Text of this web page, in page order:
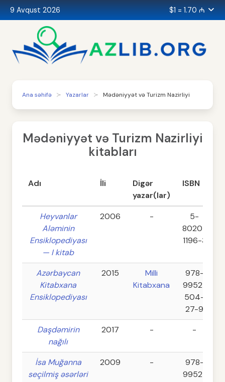
9 Avqust 2026 $1 = 1.70 ₼
Ana səhifə Yazarlar Mədəniyyət və Turizm Nazirliyi
Mədəniyyət və Turizm Nazirliyi
kitabları
Adı İli
Digər
yazar(lar)
ISBN
Heyvanlar
Aləminin
Ensiklopediyası
— I kitab
2006 -
5-
8020-
1196-3
Azərbaycan
Kitabxana
Ensiklopediyası
2015
Milli
Kitabxana
978-
9952-
504-
27-9
Daşdəmirin
nağılı
2017 - -
İsa Muğanna
seçilmiş əsərləri
2009 -
978-
9952-